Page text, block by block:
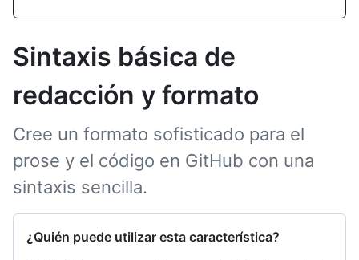
Sintaxis básica de
redacción y formato
Cree un formato sofisticado para el
prose y el código en GitHub con una
sintaxis sencilla.
¿Quién puede utilizar esta característica?